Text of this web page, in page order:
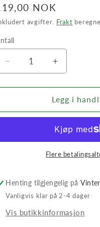
NOK
avgifter. Frakt
antallet
for
16&quot;
DL
Grimsholm
0,050&quot;/1,3
mm
Øk
antallet
for
Sagkjede
16&quot;
56
DL
mm
Legg i
Flere
Henting tilgjengelig på
Vanligvis klar på 2-4 dager
Vis butikkinformasjon